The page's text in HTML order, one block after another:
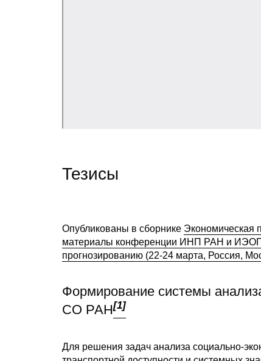
Тезисы
Опубликованы в сборнике Экономическая
материалы конференции ИНП РАН и
прогнозированию (22-24 марта, Россия,
Формирование системы
СО РАН[1]
Для решения задач анализа социально-